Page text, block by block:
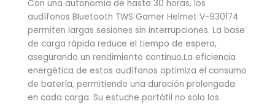
Con una autonomía de hasta 30 horas, los
audífonos Bluetooth TWS Gamer Helmet V-930174
permiten largas sesiones sin interrupciones. La base
de carga rápida reduce el tiempo de espera,
asegurando un rendimiento continuo.La eficiencia
energética de estos audífonos optimiza el consumo
de batería, permitiendo una duración prolongada
en cada carga. Su estuche portátil no solo los